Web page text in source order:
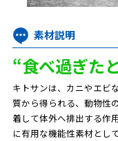
素材説明
“食べ過ぎた
キトサンは、カニやエビ
質から得られる、動物性
着して体外へ排出する作
に有用な機能性素材とし